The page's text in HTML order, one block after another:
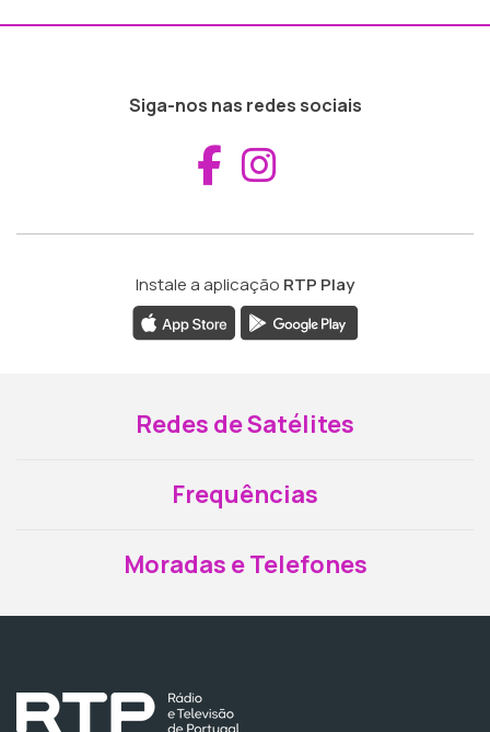
Siga-nos nas redes sociais
Aceder ao
Instale a aplicação RTP Play
Redes de Satélites
Frequências
Moradas e Telefones